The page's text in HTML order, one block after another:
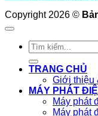
Copyright 2026 ©
Tìm
kiếm:
TRANG CHỦ
Giới thiệu
MÁY PHÁT
Máy phát
Máy phát